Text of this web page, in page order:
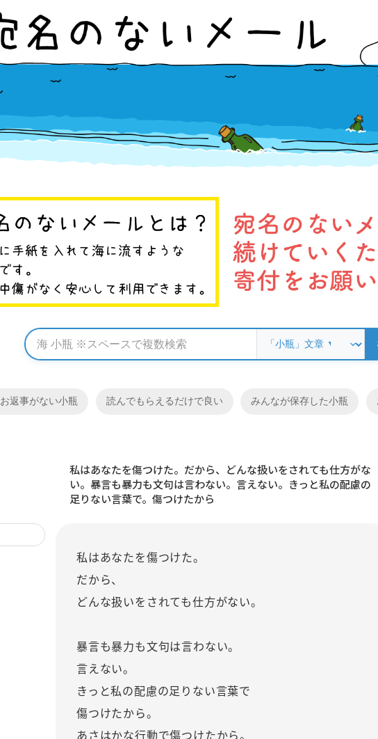
お返事がない小瓶 読んでもらえるだけで良い みんなが保存した小瓶
私はあなたを傷つけた。だから、どんな扱いをされても仕方がな
い。暴言も暴力も文句は言わない。言えない。きっと私の配慮の
足りない言葉で。傷つけたから
私はあなたを傷つけた。
だから、
どんな扱いをされても仕方がない。
暴言も暴力も文句は言わない。
言えない。
きっと私の配慮の足りない言葉で
傷つけたから。
あさはかな行動で傷つけたから。